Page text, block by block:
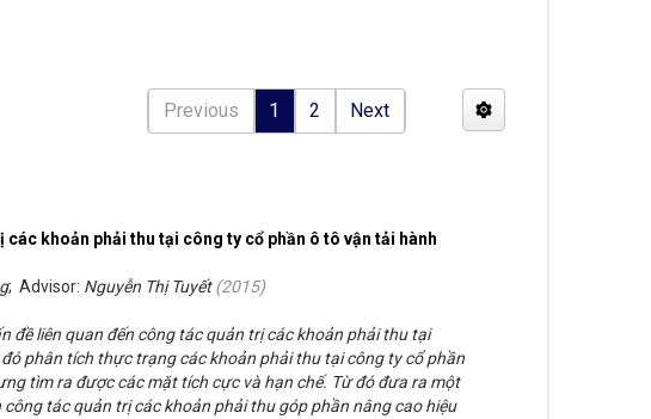
Previous 1 2 Next
khoản phải thu tại công ty cổ phần ô tô vận tải hành
; Advisor: Nguyễn Thị Tuyết(2015)
đề liên quan đến công tác quản trị các khoản phải thu tại
phân tích thực trạng các khoản phải thu tại công ty cổ phần
tìm ra được các mặt tích cực và hạn chế. Từ đó đưa ra một
tác quản trị các khoản phải thu góp phần nâng cao hiệu